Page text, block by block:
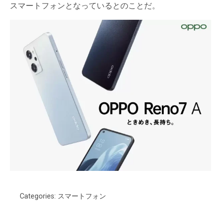
スマートフォンとなっているとのことだ。
Categories: スマートフォン